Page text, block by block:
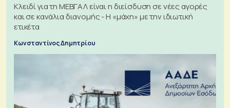
Κλειδί για τη ΜΕΒΓΑΛ είναι η διείσδυση σε νέες αγορές
και σε κανάλια διανομής - Η «μάχη» με την ιδιωτική
ετικέτα
Κωνσταντίνος Δημητρίου